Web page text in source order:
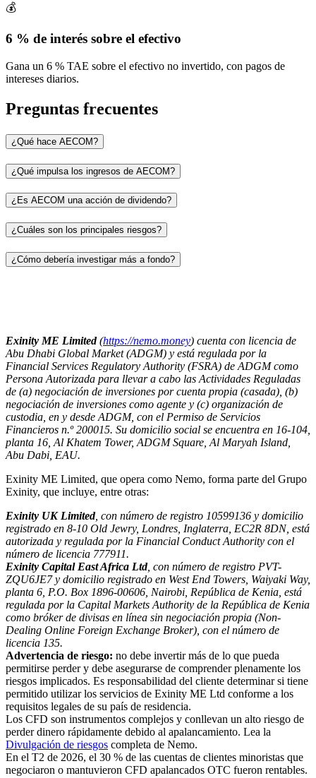
💰
6 % de interés sobre el efectivo
Gana un 6 % TAE sobre el efectivo no invertido, con pagos de
intereses diarios.
Preguntas frecuentes
¿Qué hace AECOM?
¿Qué impulsa los ingresos de AECOM?
¿Es AECOM una acción de dividendo?
¿Cuáles son los principales riesgos?
¿Cómo debería investigar más a fondo?
Exinity ME Limited(https://nemo.money) cuenta con licencia de
Abu Dhabi Global Market (ADGM) y está regulada por la
Financial Services Regulatory Authority (FSRA) de ADGM como
Persona Autorizada para llevar a cabo las Actividades Reguladas
de (a) negociación de inversiones por cuenta propia (casada), (b)
negociación de inversiones como agente y (c) organización de
custodia, en y desde ADGM, con el Permiso de Servicios
Financieros n.º 200015. Su domicilio social se encuentra en 16-104,
planta 16, Al Khatem Tower, ADGM Square, Al Maryah Island,
Abu Dabi, EAU.
Exinity ME Limited, que opera como Nemo, forma parte del Grupo
Exinity, que incluye, entre otras:
Exinity UK Limited, con número de registro 10599136 y domicilio
registrado en 8-10 Old Jewry, Londres, Inglaterra, EC2R 8DN, está
autorizada y regulada por la Financial Conduct Authority con el
número de licencia 777911.
Exinity Capital East Africa Ltd, con número de registro PVT-
ZQU6JE7 y domicilio registrado en West End Towers, Waiyaki Way,
planta 6, P.O. Box 1896-00606, Nairobi, República de Kenia, está
regulada por la Capital Markets Authority de la República de Kenia
como bróker de divisas en línea sin negociación propia (Non-
Dealing Online Foreign Exchange Broker), con el número de
licencia 135.
Advertencia de riesgo: no debe invertir más de lo que pueda
permitirse perder y debe asegurarse de comprender plenamente los
riesgos implicados. Es responsabilidad del cliente determinar si tiene
permitido utilizar los servicios de Exinity ME Ltd conforme a los
requisitos legales de su país de residencia.
Los CFD son instrumentos complejos y conllevan un alto riesgo de
perder dinero rápidamente debido al apalancamiento. Lea la
Divulgación de riesgos completa de Nemo.
En el T2 de 2026, el 30 % de las cuentas de clientes minoristas que
negociaron o mantuvieron CFD apalancados OTC fueron rentables.